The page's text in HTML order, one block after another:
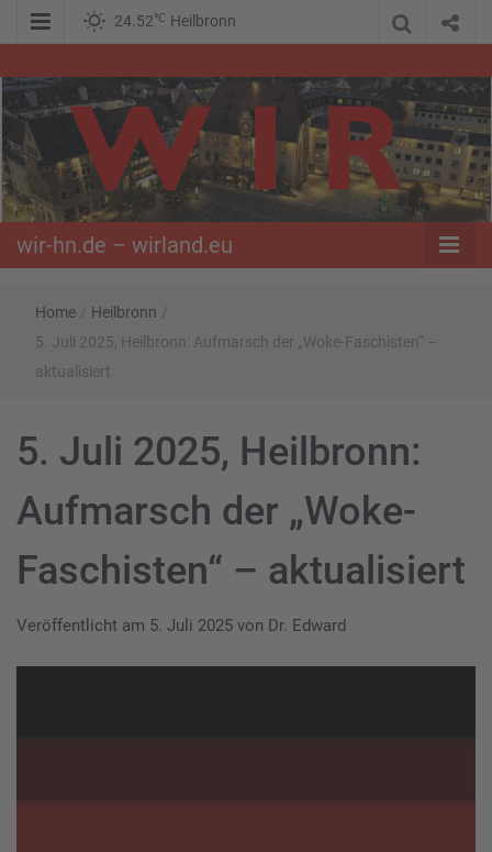
24.52℃ Heilbronn
wir-hn.de –
wirland.eu
wir-hn.de – wirland.eu
Home / Heilbronn /
5. Juli 2025, Heilbronn: Aufmarsch der „Woke-Faschisten“ –
aktualisiert
5. Juli 2025, Heilbronn:
Aufmarsch der „Woke-
Faschisten“ – aktualisiert
Veröffentlicht am 5. Juli 2025 von Dr. Edward